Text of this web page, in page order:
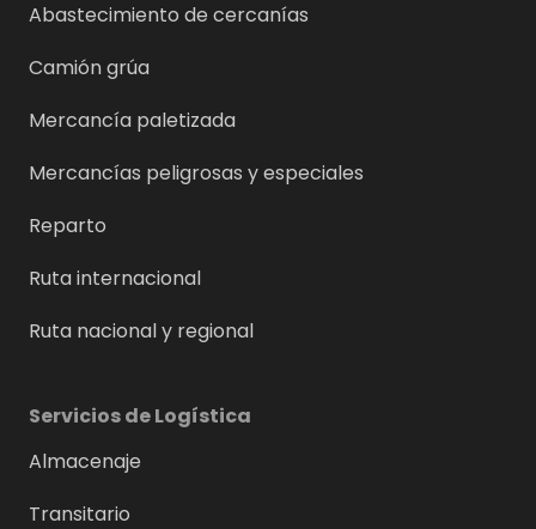
Abastecimiento de cercanías
Camión grúa
Mercancía paletizada
Mercancías peligrosas y especiales
Reparto
Ruta internacional
Ruta nacional y regional
Servicios de Logística
Almacenaje
Transitario